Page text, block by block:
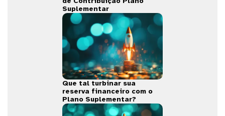
Suplementar
Que tal turbinar sua
reserva financeiro com o
Plano Suplementar?